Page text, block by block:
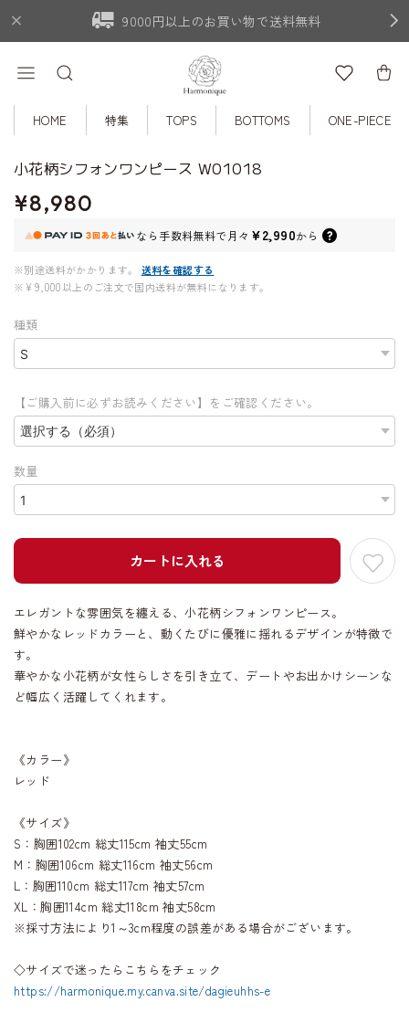
9000円以上のお買い物で送料無料
HOME 特集 TOPS BOTTOMS ONE-PIECE
小花柄シフォンワンピース W01018
¥8,980
なら 手数料無料で月々 ¥2,990から
※別途送料がかかります。
送料を確認する
※¥9,000以上のご注文で国内送料が無料になります。
種類
【ご購入前に必ずお読みください】をご確認ください。
数量
カートに入れる
エレガントな雰囲気を纏える、小花柄シフォンワンピース。
鮮やかなレッドカラーと、動くたびに優雅に揺れるデザインが特徴で
す。
華やかな小花柄が女性らしさを引き立て、デートやお出かけシーンな
ど幅広く活躍してくれます。
《カラー》
レッド
《サイズ》
S：胸囲102cm 総丈115cm 袖丈55cm
M：胸囲106cm 総丈116cm 袖丈56cm
L：胸囲110cm 総丈117cm 袖丈57cm
XL：胸囲114cm 総丈118cm 袖丈58cm
※採寸方法により1～3cm程度の誤差がある場合がございます。
◇サイズで迷ったらこちらをチェック
https://harmonique.my.canva.site/dagieuhhs-e